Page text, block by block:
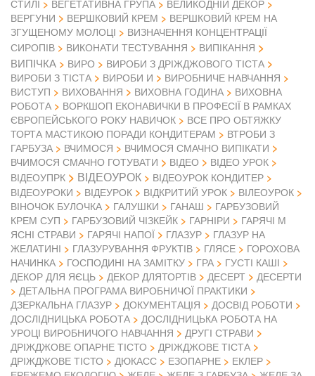
СТИЛІ
ВЕГЕТАТИВНА ГРУПА
ВЕЛИКОДНІЙ ДЕКОР
ВЕРГУНИ
ВЕРШКОВИЙ КРЕМ
ВЕРШКОВИЙ КРЕМ НА
ЗГУЩЕНОМУ МОЛОЦІ
ВИЗНАЧЕННЯ КОНЦЕНТРАЦІЇ
СИРОПІВ
ВИКОНАТИ ТЕСТУВАННЯ ВИПІКАННЯ
ВИПІЧКА ВИРО
ВИРОБИ З ДРІЖДЖОВОГО ТІСТА
ВИРОБИ З ТІСТА
ВИРОБИ И
ВИРОБНИЧЕ НАВЧАННЯ
ВИСТУП
ВИХОВАННЯ ВИХОВНА ГОДИНА
ВИХОВНА
РОБОТА
ВОРКШОП ЕКОНАВИЧКИ В ПРОФЕСІЇ В РАМКАХ
ЄВРОПЕЙСЬКОГО РОКУ НАВИЧОК
ВСЕ ПРО ОБТЯЖКУ
ТОРТА МАСТИКОЮ ПОРАДИ КОНДИТЕРАМ
ВТРОБИ З
ГАРБУЗА
ВЧИМОСЯ
ВЧИМОСЯ СМАЧНО ВИПІКАТИ
ВЧИМОСЯ СМАЧНО ГОТУВАТИ
ВІДЕО
ВІДЕО УРОК
ВІДЕОУПРК
ВІДЕОУРОК
ВІДЕОУРОК КОНДИТЕР
ВІДЕОУРОКИ
ВІДЕУРОК ВІДКРИТИЙ УРОК
ВІЛЕОУРОК
ВІНОЧОК БУЛОЧКА
ГАЛУШКИ ГАНАШ
ГАРБУЗОВИЙ
КРЕМ СУП
ГАРБУЗОВИЙ ЧІЗКЕЙК ГАРНІРИ
ГАРЯЧІ М
ЯСНІ СТРАВИ
ГАРЯЧІ НАПОЇ ГЛАЗУР
ГЛАЗУР НА
ЖЕЛАТИНІ
ГЛАЗУРУВАННЯ ФРУКТІВ ГЛЯСЕ
ГОРОХОВА
НАЧИНКА
ГОСПОДИНІ НА ЗАМІТКУ ГРА
ГУСТІ КАШІ
ДЕКОР ДЛЯ ЯЄЦЬ
ДЕКОР ДЛЯТОРТІВ ДЕСЕРТ
ДЕСЕРТИ
ДЕТАЛЬНА ПРОГРАМА ВИРОБНИЧОЇ ПРАКТИКИ
ДЗЕРКАЛЬНА ГЛАЗУР
ДОКУМЕНТАЦІЯ
ДОСВІД РОБОТИ
ДОСЛІДНИЦЬКА РОБОТА
ДОСЛІДНИЦЬКА РОБОТА НА
УРОЦІ ВИРОБНИЧОГО НАВЧАННЯ
ДРУГІ СТРАВИ
ДРІЖДЖОВЕ ОПАРНЕ ТІСТО
ДРІЖДЖОВЕ ТІСТА
ДРІЖДЖОВЕ ТІСТО
ДЮКАСС ЕЗОПАРНЕ
ЕКЛЕР